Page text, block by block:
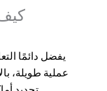
يفضل دائمًا
عملية طويلة،